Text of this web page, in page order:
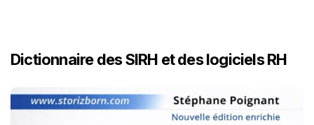
Dictionnaire des SIRH et des logiciels RH